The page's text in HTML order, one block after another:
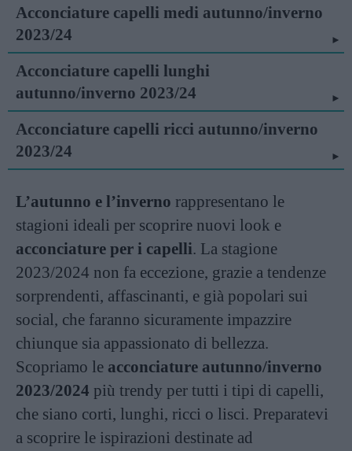
Acconciature capelli medi autunno/inverno
2023/24
Acconciature capelli lunghi
autunno/inverno 2023/24
Acconciature capelli ricci autunno/inverno
2023/24
L’autunno e l’inverno rappresentano le
stagioni ideali per scoprire nuovi look e
acconciature per i capelli. La stagione
2023/2024 non fa eccezione, grazie a tendenze
sorprendenti, affascinanti, e già popolari sui
social, che faranno sicuramente impazzire
chiunque sia appassionato di bellezza.
Scopriamo le acconciature autunno/inverno
2023/2024 più trendy per tutti i tipi di capelli,
che siano corti, lunghi, ricci o lisci. Preparatevi
a scoprire le ispirazioni destinate ad